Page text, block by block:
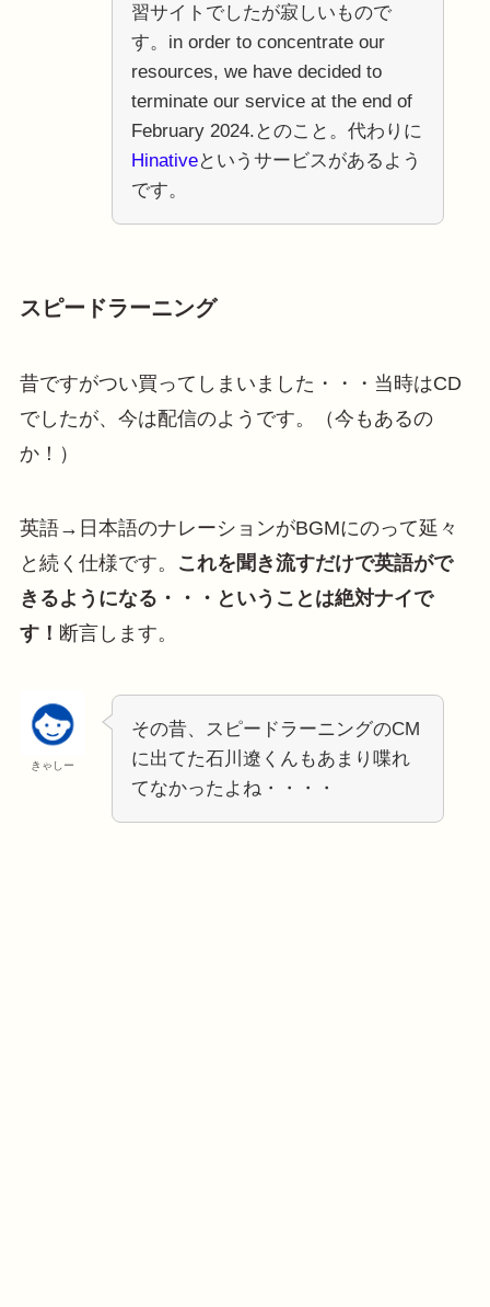
習サイトでしたが寂しいもので
す。in order to concentrate our
resources, we have decided to
terminate our service at the end of
February 2024.とのこと。代わりに
Hinativeというサービスがあるよう
です。
スピードラーニング
昔ですがつい買ってしまいました・・・当時はCD
でしたが、今は配信のようです。（今もあるの
か！）
英語→日本語のナレーションがBGMにのって延々
と続く仕様です。
これを聞き流すだけで英語がで
きるようになる・・・ということは絶対ナイで
す！ 断言します。
きゃしー
その昔、スピードラーニングのCM
に出てた石川遼くんもあまり喋れ
てなかったよね・・・・